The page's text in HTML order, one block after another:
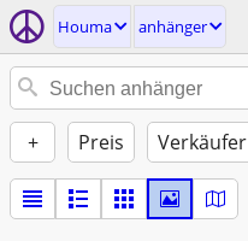
Houma anhänger
+ Preis Verkäufer